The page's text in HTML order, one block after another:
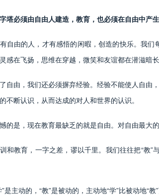
塔必须由自由人建造，教育，也必须在自由中产生
由的人，才有感悟的闲暇，创造的快乐。我们
感在飞扬，思维在穿越，微笑和友谊都在潜滋暗长
由，我们还必须摒弃经验。经验不能使人自由，
不断认识，从而达成的对人和世界的认识。
是，现在教育最缺乏的就是自由。对自由最大的
教育，一字之差，谬以千里。我们往往把“教”与
主动的，“教”是被动的，主动地“学”比被动地“教